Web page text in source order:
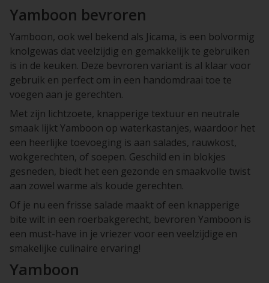
Yamboon bevroren
Yamboon, ook wel bekend als Jicama, is een bolvormig
knolgewas dat veelzijdig en gemakkelijk te gebruiken
is in de keuken. Deze bevroren variant is al klaar voor
gebruik en perfect om in een handomdraai toe te
voegen aan je gerechten.
Met zijn lichtzoete, knapperige textuur en neutrale
smaak lijkt Yamboon op waterkastanjes, waardoor het
een heerlijke toevoeging is aan salades, rauwkost,
wokgerechten, of soepen. Geschild en in blokjes
gesneden, biedt het een gezonde en smaakvolle twist
aan zowel warme als koude gerechten.
Of je nu een frisse salade maakt of een knapperige
bite wilt in een roerbakgerecht, bevroren Yamboon is
een must-have in je vriezer voor een veelzijdige en
smakelijke culinaire ervaring!
Yamboon